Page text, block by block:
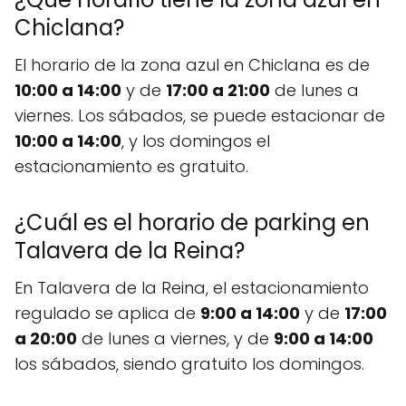
Chiclana?
El horario de la zona azul en Chiclana es de
10:00 a 14:00 y de 17:00 a 21:00 de lunes a
viernes. Los sábados, se puede estacionar de
10:00 a 14:00, y los domingos el
estacionamiento es gratuito.
¿Cuál es el horario de parking en
Talavera de la Reina?
En Talavera de la Reina, el estacionamiento
regulado se aplica de 9:00 a 14:00 y de 17:00
a 20:00 de lunes a viernes, y de 9:00 a 14:00
los sábados, siendo gratuito los domingos.